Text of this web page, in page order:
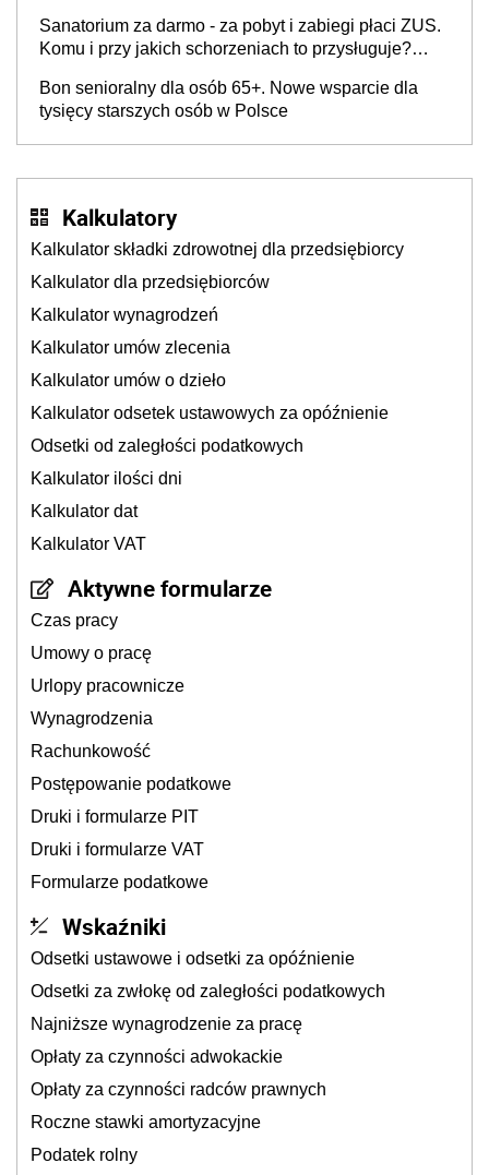
Sanatorium za darmo - za pobyt i zabiegi płaci ZUS.
Komu i przy jakich schorzeniach to przysługuje?
uzyskać skierowanie?
Bon senioralny dla osób 65+. Nowe wsparcie dla
tysięcy starszych osób w Polsce
Kalkulatory
Kalkulator składki zdrowotnej dla przedsiębiorcy
Kalkulator dla przedsiębiorców
Kalkulator wynagrodzeń
Kalkulator umów zlecenia
Kalkulator umów o dzieło
Kalkulator odsetek ustawowych za opóźnienie
Odsetki od zaległości podatkowych
Kalkulator ilości dni
Kalkulator dat
Kalkulator VAT
Aktywne formularze
Czas pracy
Umowy o pracę
Urlopy pracownicze
Wynagrodzenia
Rachunkowość
Postępowanie podatkowe
Druki i formularze PIT
Druki i formularze VAT
Formularze podatkowe
Wskaźniki
Odsetki ustawowe i odsetki za opóźnienie
Odsetki za zwłokę od zaległości podatkowych
Najniższe wynagrodzenie za pracę
Opłaty za czynności adwokackie
Opłaty za czynności radców prawnych
Roczne stawki amortyzacyjne
Podatek rolny